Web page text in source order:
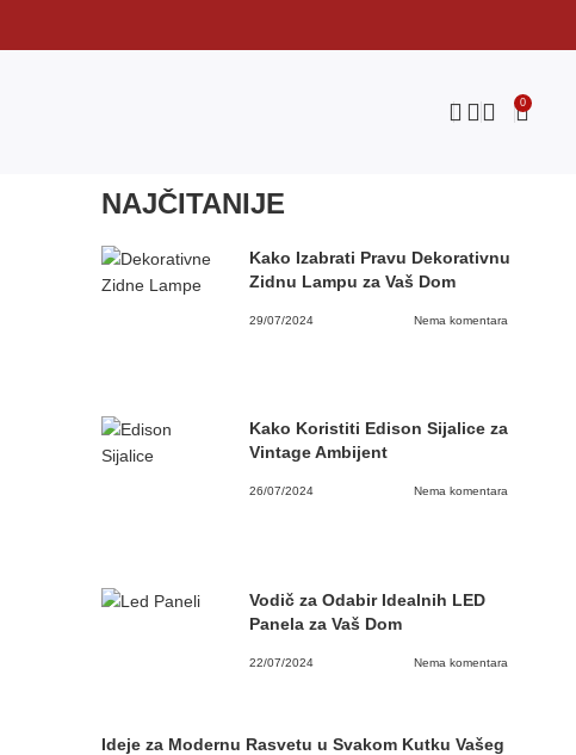
0
NAJČITANIJE
Kako Izabrati Pravu Dekorativnu
Zidnu Lampu za Vaš Dom
29/07/2024 Nema komentara
Kako Koristiti Edison Sijalice za
Vintage Ambijent
26/07/2024 Nema komentara
Vodič za Odabir Idealnih LED
Panela za Vaš Dom
22/07/2024 Nema komentara
Ideje za Modernu Rasvetu u Svakom Kutku Vašeg